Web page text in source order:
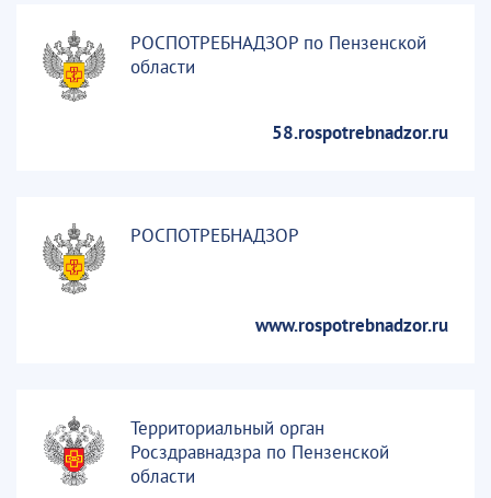
РОСПОТРЕБНАДЗОР по Пензенской
области
58.rospotrebnadzor.ru
РОСПОТРЕБНАДЗОР
www.rospotrebnadzor.ru
Территориальный орган
Росздравнадзра по Пензенской
области